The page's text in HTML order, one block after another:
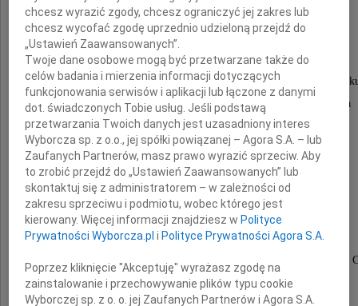
Podziękowanie
Wszystkim, którzy w dniu 18 września 2009
towarzyszyli w ostatniej drodze mojego Brata
Jacka Śliwowskiego
Dyrektora Departamentu Kontroli Eksportu Ministerstwa
chcesz wyrazić zgody, chcesz ograniczyć jej zakres lub
chcesz wycofać zgodę uprzednio udzieloną przejdź do
„Ustawień Zaawansowanych”.
Twoje dane osobowe mogą być przetwarzane także do
celów badania i mierzenia informacji dotyczących
funkcjonowania serwisów i aplikacji lub łączone z danymi
dot. świadczonych Tobie usług. Jeśli podstawą
przetwarzania Twoich danych jest uzasadniony interes
Wyborcza sp. z o.o., jej spółki powiązanej – Agora S.A. – lub
Zaufanych Partnerów, masz prawo wyrazić sprzeciw. Aby
to zrobić przejdź do „Ustawień Zaawansowanych” lub
skontaktuj się z administratorem – w zależności od
zakresu sprzeciwu i podmiotu, wobec którego jest
kierowany. Więcej informacji znajdziesz wPolityce
Prywatności Wyborcza.pl iPolityce Prywatności Agora S.A.
Poprzez kliknięcie "Akceptuję" wyrażasz zgodę na
zainstalowanie i przechowywanie plików typu cookie
Wyborczej sp. z o. o. jej Zaufanych Partnerów i Agora S.A.